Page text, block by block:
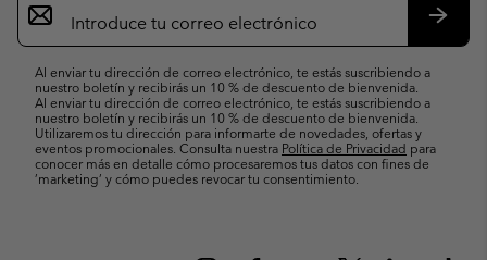
de
correo
Al enviar tu dirección de correo electrónico, te estás suscribiendo a
nuestro boletín y recibirás un 10 % de descuento de bienvenida.
Al enviar tu dirección de correo electrónico, te estás suscribiendo a
nuestro boletín y recibirás un 10 % de descuento de bienvenida.
Utilizaremos tu dirección para informarte de novedades, ofertas y
eventos promocionales. Consulta nuestra Política de Privacidad para
conocer más en detalle cómo procesaremos tus datos con fines de
’marketing’ y cómo puedes revocar tu consentimiento.